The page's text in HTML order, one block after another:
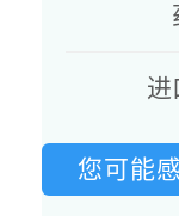
进
您可能